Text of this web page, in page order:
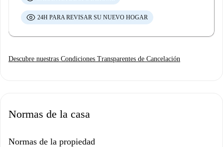
24H PARA REVISAR SU NUEVO HOGAR
Descubre nuestras Condiciones Transparentes de Cancelación
Normas de la casa
Normas de la propiedad